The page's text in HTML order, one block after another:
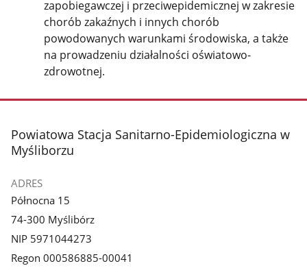
zapobiegawczej i przeciwepidemicznej w zakresie
chorób zakaźnych i innych chorób
powodowanych warunkami środowiska, a także
na prowadzeniu działalności oświatowo-
zdrowotnej.
stopka
Powiatowa Stacja Sanitarno-Epidemiologiczna w
Myśliborzu
ADRES
Północna 15
74-300 Myślibórz
NIP 5971044273
Regon 000586885-00041